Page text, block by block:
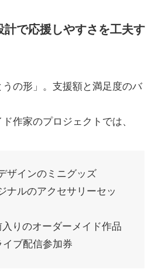
計で応援しやすさを工夫す
うの形」。支援額と満足度のバ
作家のプロジェクトでは、
ザインのミニグッズ
ナルのアクセサリーセッ
入りのオーダーメイド作品
イブ配信参加券